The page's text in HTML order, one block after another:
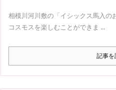
相模川河川敷の「イシックス馬入の
コスモスを楽しむことができま ...
記事を